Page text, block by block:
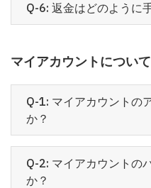
Q-6: 返金はどのように
マイアカウントについて
Q-1: マイアカウントの
か？
Q-2: マイアカウントの
か？